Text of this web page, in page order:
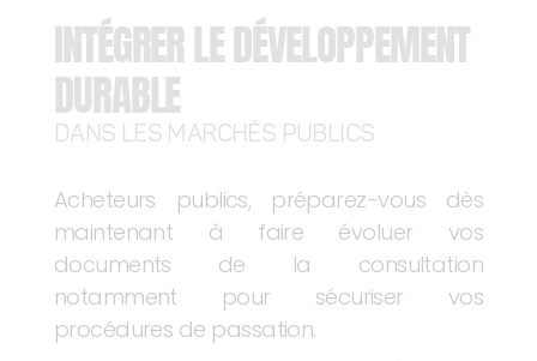
INTÉGRER LE DÉVELOPPEMENT
DURABLE
DANS LES MARCHÉS PUBLICS
Acheteurs publics, préparez-vous dès
maintenant à faire évoluer vos
documents de la consultation
notamment pour sécuriser vos
procédures de passation.